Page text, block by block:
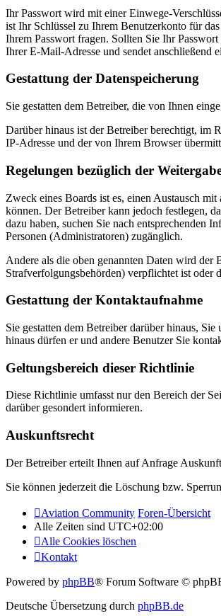
Ihr Passwort wird mit einer Einwege-
ist Ihr Schlüssel zu Ihrem Benutzerkonto für
Ihrem Passwort fragen. Sollten Sie Ihr
Ihrer E-Mail-Adresse und sendet anschließend
Gestattung der Datenspeicherung
Sie gestatten dem Betreiber, die von Ihnen
Darüber hinaus ist der Betreiber berechtigt, im
IP-Adresse und der von Ihrem Browser
Regelungen bezüglich der
Zweck eines Boards ist es, einen Austausch
können. Der Betreiber kann jedoch festlegen,
dazu haben, suchen Sie nach entsprechenden
Personen (Administratoren) zugänglich.
Andere als die oben genannten Daten wird
Strafverfolgungsbehörden) verpflichtet ist oder
Gestattung der Kontaktaufnahme
Sie gestatten dem Betreiber darüber hinaus,
hinaus dürfen er und andere Benutzer Sie
Geltungsbereich dieser Richtlinie
Diese Richtlinie umfasst nur den Bereich der
darüber gesondert informieren.
Auskunftsrecht
Der Betreiber erteilt Ihnen auf Anfrage
Sie können jederzeit die Löschung bzw.
Aviation Community Foren-Übersicht
Alle Zeiten sind UTC+02:00
Alle Cookies löschen
Kontakt
Powered by phpBB® Forum Software ©
Deutsche Übersetzung durch phpBB.de